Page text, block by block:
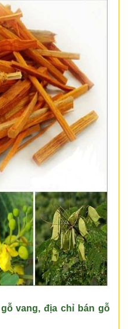
gỗ vang,địa chỉ bán gỗ